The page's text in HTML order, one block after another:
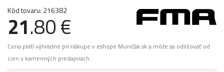
Kód tovaru: 216382
21.80 €
Cena platí výhradne pri nákupe v eshope Muničák.sk a môže sa odlišovať od
cien v kamenných predajniach.